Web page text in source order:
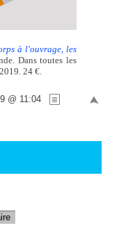
à l'ouvrage, les
Dans toutes les
24 €.
@ 11:04